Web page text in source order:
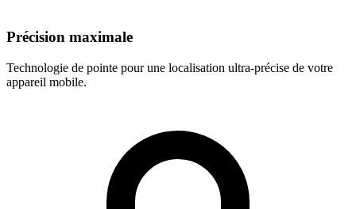
Précision maximale
Technologie de pointe pour une localisation ultra-précise de votre
appareil mobile.